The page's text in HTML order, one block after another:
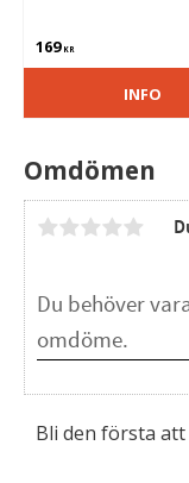
Omdömen
Bli den första
169KR
INFO